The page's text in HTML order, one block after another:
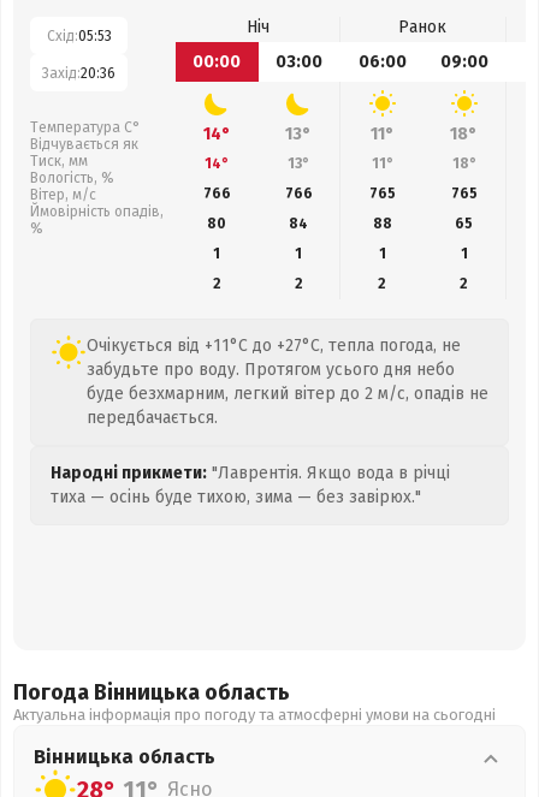
Схід:05:53
Захід:20:36
Температура С°
Відчувається як
Тиск, мм
Вологість, %
Вітер, м/с
Ймовірність опадів,
%
Ніч
Ранок
00:00
03:00 06:00 09:00
14° 13° 11° 18°
14° 13° 11° 18°
766
766 765 765
80
84 88 65
1
1 1
1
2
2 2 2
Очікується від +11°C до +27°C, тепла погода, не
забудьте про воду. Протягом усього дня небо
буде безхмарним, легкий вітер до 2 м/с, опадів не
передбачається.
Народні прикмети: "Лаврентія. Якщо вода в річці
тиха — осінь буде тихою, зима — без завірюх."
Погода Вінницька область
Актуальна інформація про погоду та атмосферні умови на сьогодні
Вінницька область
28° 11° Ясно